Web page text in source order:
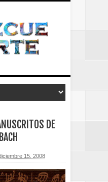
DE
15, 2008